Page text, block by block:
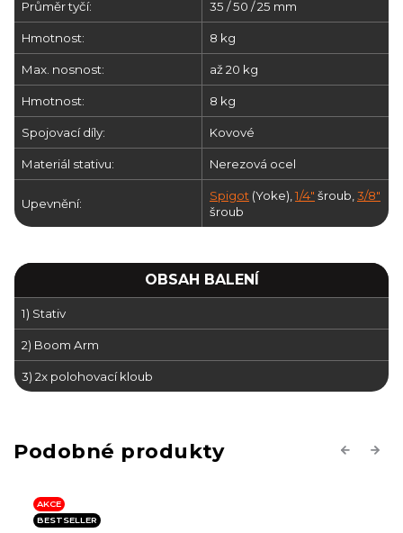
Průměr tyčí: 35 / 50 / 25 mm
Hmotnost: 8 kg
Max. nosnost: až 20 kg
Hmotnost: 8 kg
Spojovací díly: Kovové
Materiál stativu: Nerezová ocel
Upevnění:
Spigot (Yoke),1/4" šroub, 3/8"
šroub
OBSAH BALENÍ
1) Stativ
2) Boom Arm
3) 2x polohovací kloub
Previous
AKCE
BESTSELLER
Next